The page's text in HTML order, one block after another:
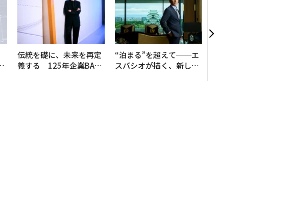
伝統を礎に、未来を再定
義する 125年企業BAT
“泊まる”を超えて──エ
スパシオが描く、新しい